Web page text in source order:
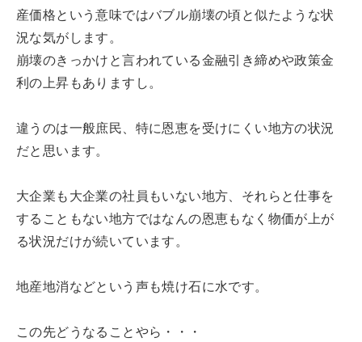
産価格という意味ではバブル崩壊の頃と似たような状
況な気がします。
崩壊のきっかけと言われている金融引き締めや政策金
利の上昇もありますし。
違うのは一般庶民、特に恩恵を受けにくい地方の状況
だと思います。
大企業も大企業の社員もいない地方、それらと仕事を
することもない地方ではなんの恩恵もなく物価が上が
る状況だけが続いています。
地産地消などという声も焼け石に水です。
この先どうなることやら・・・